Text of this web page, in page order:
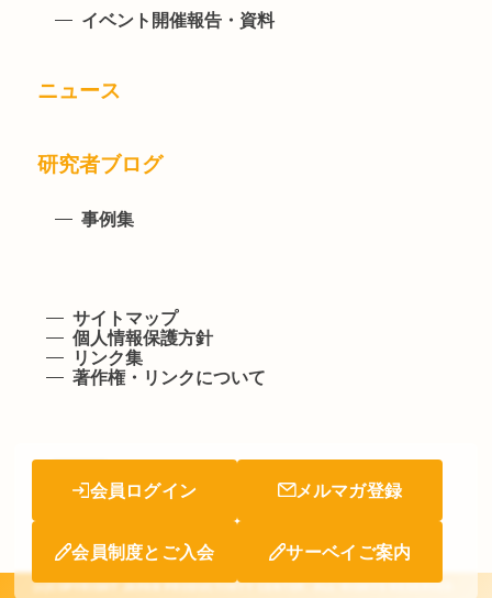
会員ログイン メルマガ登録
会員制度とご入会 サーベイご案内
イベント開催報告・資料
ニュース
研究者ブログ
事例集
サイトマップ
個人情報保護方針
リンク集
著作権・リンクについて
(c)COPYRIGHT JAPAN PRODUCTIVITY CENTER. ALL RIGHTS RESERVED.